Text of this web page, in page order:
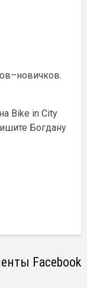
Bike in City
Богдану
Facebook